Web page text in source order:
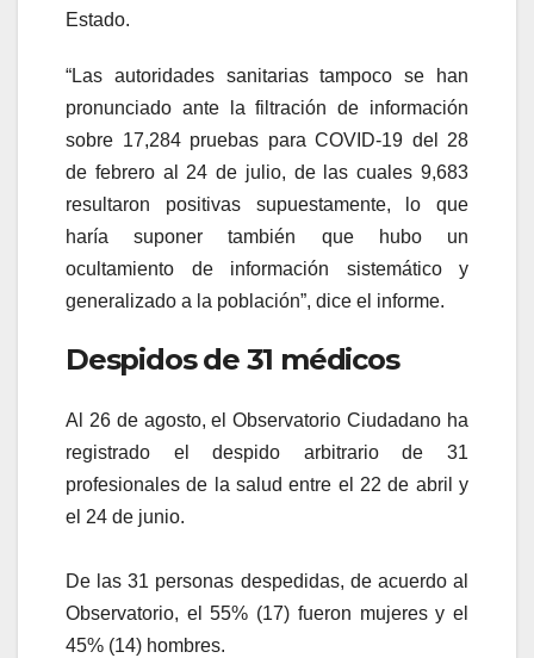
Estado.
“Las autoridades sanitarias tampoco se han
pronunciado ante la filtración de información
sobre 17,284 pruebas para COVID-19 del 28
de febrero al 24 de julio, de las cuales 9,683
resultaron positivas supuestamente, lo que
haría suponer también que hubo un
ocultamiento de información sistemático y
generalizado a la población”, dice el informe.
Despidos de 31 médicos
Al 26 de agosto, el Observatorio Ciudadano ha
registrado el despido arbitrario de 31
profesionales de la salud entre el 22 de abril y
el 24 de junio.
De las 31 personas despedidas, de acuerdo al
Observatorio, el 55% (17) fueron mujeres y el
45% (14) hombres.